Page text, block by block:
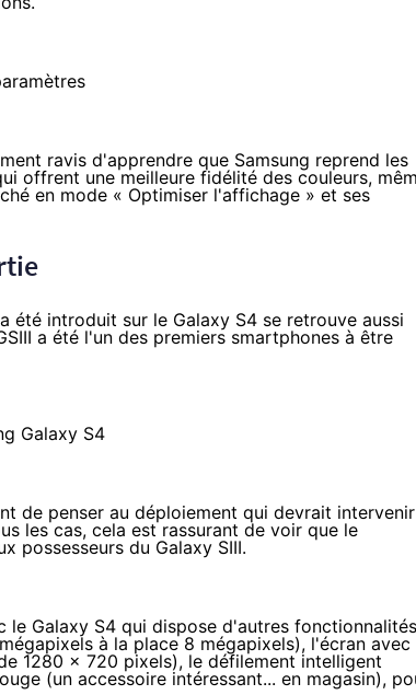
ravis d'apprendre que Samsung reprend les
offrent une meilleure fidélité des couleurs,
en mode « Optimiser l'affichage » et ses
été introduit sur le Galaxy S4 se retrouve aussi
a été l'un des premiers smartphones à être
de penser au déploiement qui devrait
les cas, cela est rassurant de voir que le
possesseurs du Galaxy SIII.
Galaxy S4 qui dispose d'autres fonctionnalités
à la place 8 mégapixels), l'écran avec
1280 x 720 pixels), le défilement intelligent
(un accessoire intéressant... en magasin),